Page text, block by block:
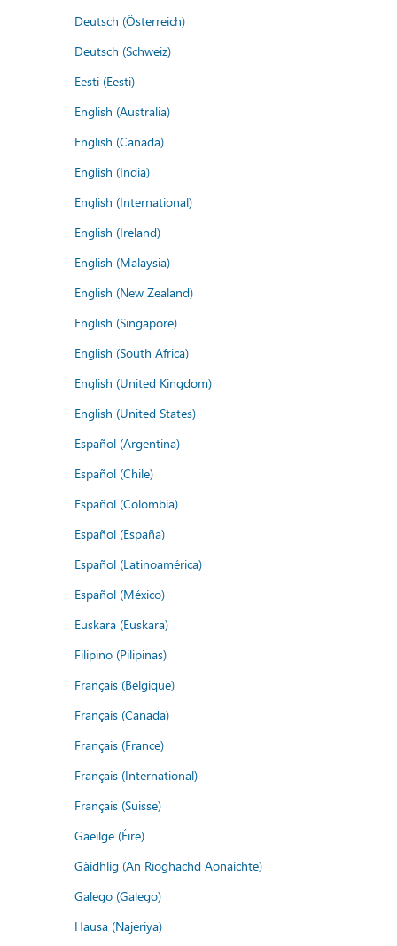
Deutsch (Österreich)
Deutsch (Schweiz)
Eesti (Eesti)
English (Australia)
English (Canada)
English (India)
English (International)
English (Ireland)
English (Malaysia)
English (New Zealand)
English (Singapore)
English (South Africa)
English (United Kingdom)
English (United States)
Español (Argentina)
Español (Chile)
Español (Colombia)
Español (España)
Español (Latinoamérica)
Español (México)
Euskara (Euskara)
Filipino (Pilipinas)
Français (Belgique)
Français (Canada)
Français (France)
Français (International)
Français (Suisse)
Gaeilge (Éire)
Gàidhlig (An Rìoghachd Aonaichte)
Galego (Galego)
Hausa (Najeriya)